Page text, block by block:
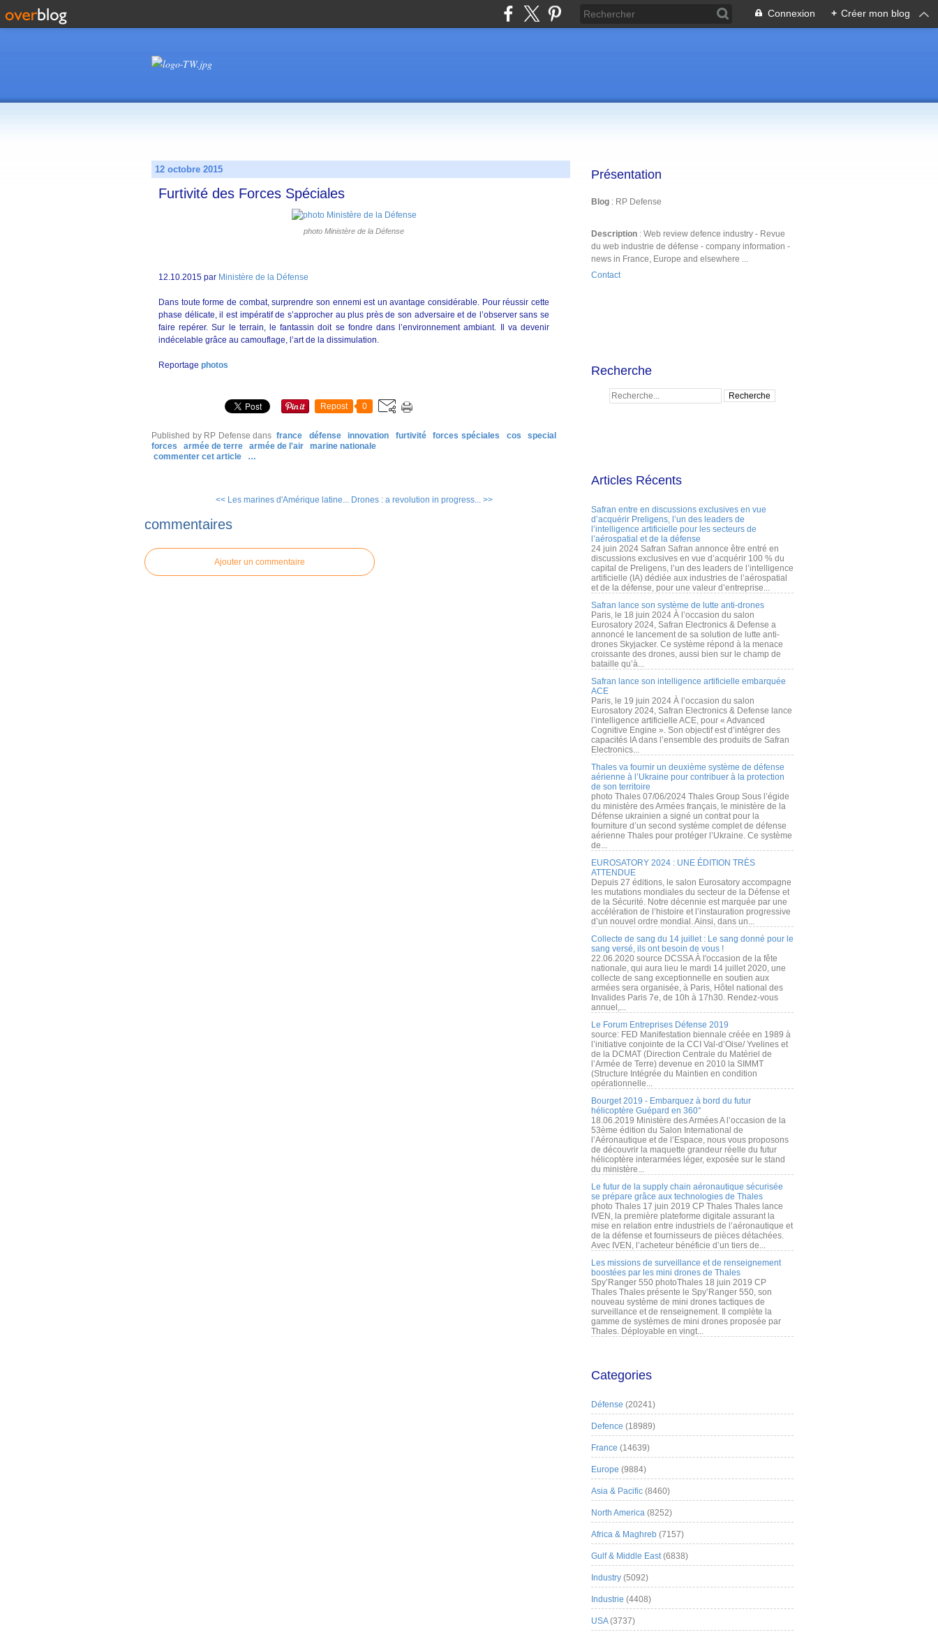
Connexion + Créer mon blog
12 octobre 2015
Furtivité des Forces Spéciales
photo Ministère de la Défense
12.10.2015 par Ministère de la Défense
Dans toute forme de combat, surprendre son ennemi est un avantage considérable. Pour réussir cette
phase délicate, il est impératif de s’approcher au plus près de son adversaire et de l’observer sans se
faire repérer. Sur le terrain, le fantassin doit se fondre dans l’environnement ambiant. Il va devenir
indécelable grâce au camouflage, l’art de la dissimulation.
Reportage photos
Repost 0
Published by RP Defense dans france défense innovation furtivité forces spéciales cos
special
forces
armée de terre armée de l'air
marine nationale
commenter cet article
…
<< Les marines d'Amérique latine... Drones : a revolution in progress... >>
commentaires
Ajouter un commentaire
Présentation
Blog : RP Defense
Description : Web review defence industry - Revue
du web industrie de défense - company information -
news in France, Europe and elsewhere ...
Contact
Recherche
Articles Récents
Safran entre en discussions exclusives en vue
d’acquérir Preligens, l’un des leaders de
l’intelligence artificielle pour les secteurs de
l’aérospatial et de la défense
24 juin 2024 Safran Safran annonce être entré en
discussions exclusives en vue d’acquérir 100 % du
capital de Preligens, l’un des leaders de l’intelligence
artificielle (IA) dédiée aux industries de l’aérospatial
et de la défense, pour une valeur d’entreprise...
Safran lance son système de lutte anti-drones
Paris, le 18 juin 2024 À l’occasion du salon
Eurosatory 2024, Safran Electronics & Defense a
annoncé le lancement de sa solution de lutte anti-
drones Skyjacker. Ce système répond à la menace
croissante des drones, aussi bien sur le champ de
bataille qu’à...
Safran lance son intelligence artificielle embarquée
ACE
Paris, le 19 juin 2024 À l’occasion du salon
Eurosatory 2024, Safran Electronics & Defense lance
l’intelligence artificielle ACE, pour « Advanced
Cognitive Engine ». Son objectif est d’intégrer des
capacités IA dans l’ensemble des produits de Safran
Electronics...
Thales va fournir un deuxième système de défense
aérienne à l’Ukraine pour contribuer à la protection
de son territoire
photo Thales 07/06/2024 Thales Group Sous l’égide
du ministère des Armées français, le ministère de la
Défense ukrainien a signé un contrat pour la
fourniture d’un second système complet de défense
aérienne Thales pour protéger l’Ukraine. Ce système
de...
EUROSATORY 2024 : UNE ÉDITION TRÈS
ATTENDUE
Depuis 27 éditions, le salon Eurosatory accompagne
les mutations mondiales du secteur de la Défense et
de la Sécurité. Notre décennie est marquée par une
accélération de l’histoire et l’instauration progressive
d’un nouvel ordre mondial. Ainsi, dans un...
Collecte de sang du 14 juillet : Le sang donné pour le
sang versé, ils ont besoin de vous !
22.06.2020 source DCSSA À l'occasion de la fête
nationale, qui aura lieu le mardi 14 juillet 2020, une
collecte de sang exceptionnelle en soutien aux
armées sera organisée, à Paris, Hôtel national des
Invalides Paris 7e, de 10h à 17h30. Rendez-vous
annuel,...
Le Forum Entreprises Défense 2019
source: FED Manifestation biennale créée en 1989 à
l’initiative conjointe de la CCI Val-d’Oise/ Yvelines et
de la DCMAT (Direction Centrale du Matériel de
l’Armée de Terre) devenue en 2010 la SIMMT
(Structure Intégrée du Maintien en condition
opérationnelle...
Bourget 2019 - Embarquez à bord du futur
hélicoptère Guépard en 360°
18.06.2019 Ministère des Armées A l’occasion de la
53ème édition du Salon International de
l’Aéronautique et de l’Espace, nous vous proposons
de découvrir la maquette grandeur réelle du futur
hélicoptère interarmées léger, exposée sur le stand
du ministère...
Le futur de la supply chain aéronautique sécurisée
se prépare grâce aux technologies de Thales
photo Thales 17 juin 2019 CP Thales Thales lance
IVEN, la première plateforme digitale assurant la
mise en relation entre industriels de l’aéronautique et
de la défense et fournisseurs de pièces détachées.
Avec IVEN, l’acheteur bénéficie d’un tiers de...
Les missions de surveillance et de renseignement
boostées par les mini drones de Thales
Spy’Ranger 550 photoThales 18 juin 2019 CP
Thales Thales présente le Spy’Ranger 550, son
nouveau système de mini drones tactiques de
surveillance et de renseignement. Il complète la
gamme de systèmes de mini drones proposée par
Thales. Déployable en vingt...
Categories
Défense (20241)
Defence (18989)
France (14639)
Europe (9884)
Asia & Pacific (8460)
North America (8252)
Africa & Maghreb (7157)
Gulf & Middle East(6838)
Industry (5092)
Industrie (4408)
USA(3737)